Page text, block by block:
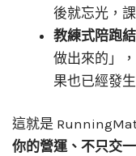
後就忘光，
教練式陪跑
做出來的」
果也已經發
這就是
你的營運、不只交